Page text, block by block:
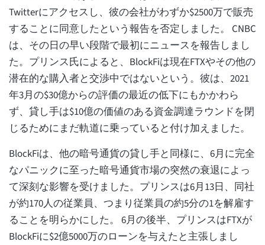
Twitterにアクセスし、彼の会社がわずか$2500万で販売
することに同意したという報告を否定しました。 CNBC
は、その日の早い段階で最初にニュースを報告しまし
た。プリンス氏によると、BlockFiは現在FTXやその他の
潜在的な購入者と交渉中ではないという。彼は、2021
年3月の$30億からの評価の最近の低下にもかかわら
ず、貸し手は$10億の価値のある資金調達ラウンドを閉
じるためにまだ軌道に乗っていると付け加えました。
BlockFiは、他の暗号通貨の貸し手と同様に、6月に完全
なパニックに至った暗号通貨市場の突然の衰退によっ
て深刻な影響を受けました。プリンスは6月13日、同社
が約170人の従業員、つまり従業員の約5分の1を解雇す
ることを明らかにした。 6月の後半、プリンスはFTXが
BlockFiに$2億5000万のローンを与えたと主張しまし